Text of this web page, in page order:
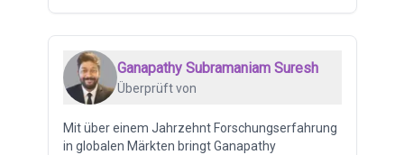
Ganapathy Subramaniam Suresh
Überprüft von
Mit über einem Jahrzehnt Forschungserfahrung
in globalen Märkten bringt Ganapathy